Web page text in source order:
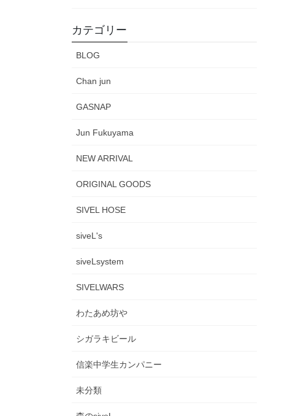
カテゴリー
BLOG
Chan jun
GASNAP
Jun Fukuyama
NEW ARRIVAL
ORIGINAL GOODS
SIVEL HOSE
siveL's
siveLsystem
SIVELWARS
わたあめ坊や
シガラキビール
信楽中学生カンパニー
未分類